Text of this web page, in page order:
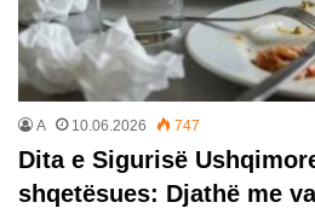
A 10.06.2026 747
Dita e Sigurisë
shqetësues: Djathë me